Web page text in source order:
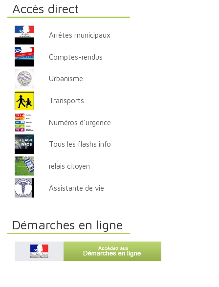
Accès direct
Arrêtes municipaux
Comptes-rendus
Urbanisme
Transports
Numéros d'urgence
Tous les flashs info
relais citoyen
Assistante de vie
Démarches en ligne